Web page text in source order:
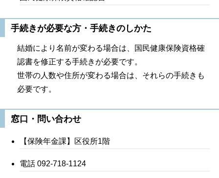
手続きが必要な方・手続きのしかた
結婚により名前が変わる場合は、国民健康保険資格確
認書を修正する手続きが必要です。
世帯の人数や住所が変わる場合は、それらの手続きも
必要です。
窓口・問い合わせ
【保険年金課】区役所1階
電話 092-718-1124